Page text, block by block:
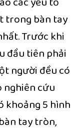
trong bàn tay
Trước khi
đầu tiên phải
người đều có
nghiên cứu
khoảng 5 hình
tay tròn,